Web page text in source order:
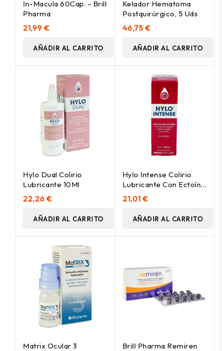
In-Macula 60Cap. - Brill
Pharma
21,99 €
AÑADIR AL CARRITO
Kelador Hematoma
Postquirúrgico, 5 Uds
46,75 €
AÑADIR AL CARRITO
Hylo Dual Colirio
Lubricante 10Ml
22,26 €
AÑADIR AL CARRITO
Hylo Intense Colirio
Lubricante Con Ectoína
10Ml
21,01 €
AÑADIR AL CARRITO
Matrix Ocular 3
Brill Pharma Remiren